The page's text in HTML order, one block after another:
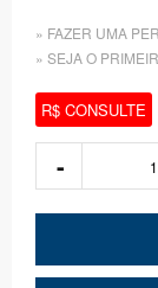
» FAZER UMA
» SEJA O
R$ CONSULTE